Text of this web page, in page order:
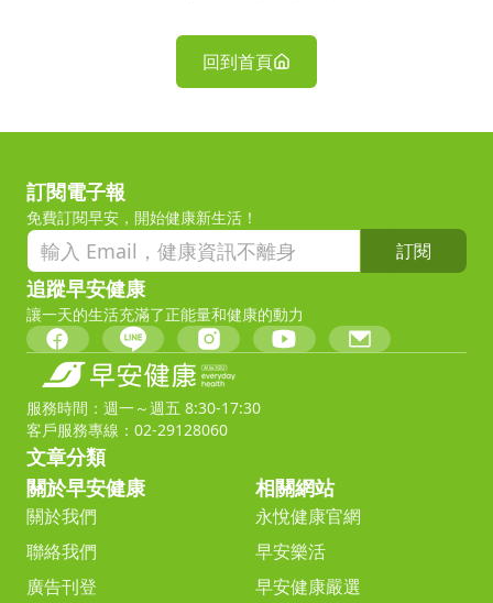
回到首頁
訂閱電子報
免費訂閱早安，開始健康新生活！
訂閱
追蹤早安健康
讓一天的生活充滿了正能量和健康的動力
服務時間：週一～週五 8:30-17:30
客戶服務專線：02-29128060
文章分類
關於早安健康
關於我們
聯絡我們
廣告刊登
相關網站
永悅健康官網
早安樂活
早安健康嚴選